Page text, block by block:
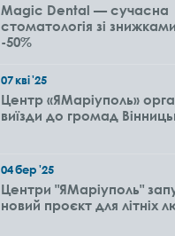
Magic Dental — сучасна
стоматологія зі
-50%
07кві'25
Центр «ЯМаріуполь»
виїзди до громад
04бер'25
Центри "ЯМаріуполь"
новий проєкт для літніх